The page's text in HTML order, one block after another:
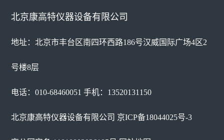
北京康高特仪器设备有限公司
地址：北京市丰台区南四环西路186号汉威国际广场4区2
号楼8层
电话：010-68460051 手机：13520131150
北京康高特仪器设备有限公司 京ICP备18044025号-3